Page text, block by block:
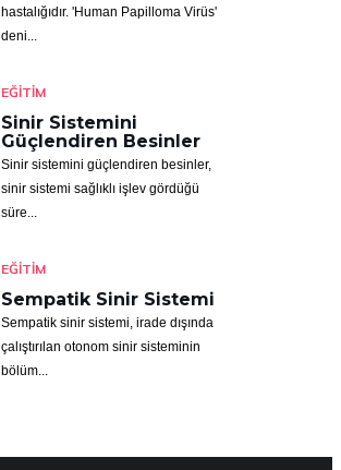
hastalığıdır. 'Human Papilloma Virüs'
deni...
EĞITIM
Sinir Sistemini
Güçlendiren Besinler
Sinir sistemini güçlendiren besinler,
sinir sistemi sağlıklı işlev gördüğü
süre...
EĞITIM
Sempatik Sinir Sistemi
Sempatik sinir sistemi, irade dışında
çalıştırılan otonom sinir sisteminin
bölüm...